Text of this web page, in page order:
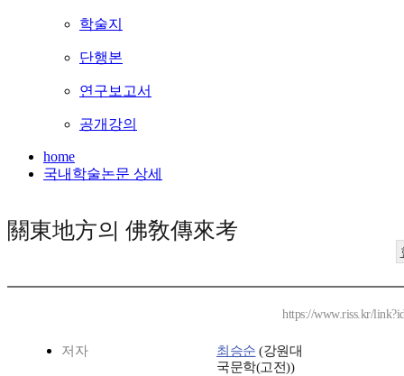
학술지
단행본
연구보고서
공개강의
home
국내학술논문 상세
關東地方의 佛敎傳來考
https://www.riss.kr/
저자 최승순 (강원대
국문학(고전))